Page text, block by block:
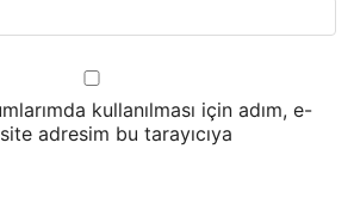
kullanılması için adım, e-
adresim bu tarayıcıya